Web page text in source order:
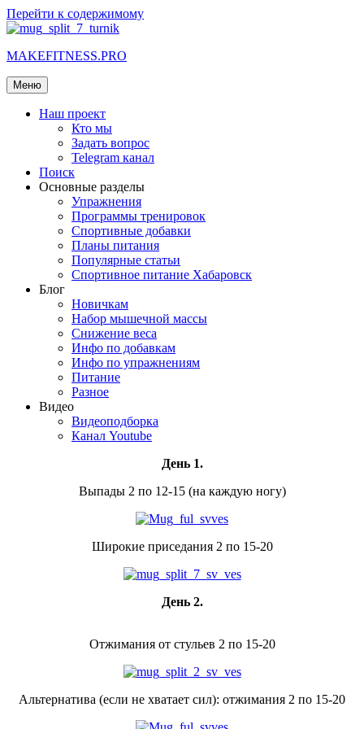
Перейти к содержимому
MAKEFITNESS.PRO
Меню
Наш проект
Кто мы
Задать вопрос
Telegram канал
Поиск
Основные разделы
Упражнения
Программы тренировок
Спортивные добавки
Планы питания
Популярные статьи
Спортивное питание Хабаровск
Блог
Новичкам
Набор мышечной массы
Снижение веса
Инфо по добавкам
Инфо по упражнениям
Питание
Разное
Видео
Видеоподборка
Канал Youtube
День 1.
Выпады 2 по 12-15 (на каждую ногу)
Широкие приседания 2 по 15-20
День 2.
Отжимания от стульев 2 по 15-20
Альтернатива (если не хватает сил): отжимания 2 по 15-20